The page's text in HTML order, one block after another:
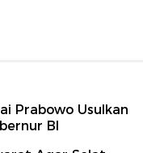
Prabowo Usulkan
BI